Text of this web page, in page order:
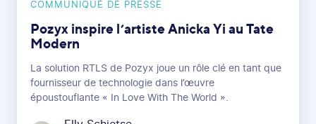
COMMUNIQUÉ DE PRESSE
Pozyx inspire l’artiste Anicka Yi au Tate
Modern
La solution RTLS de Pozyx joue un rôle clé en tant que
fournisseur de technologie dans l’œuvre
époustouflante « In Love With The World ».